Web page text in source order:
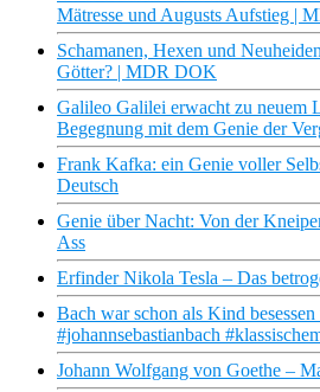
Mätresse und Augusts Aufstieg |
Schamanen, Hexen und
Götter? | MDR DOK
Galileo Galilei erwacht zu neuem
Begegnung mit dem Genie der
Frank Kafka: ein Genie voller
Deutsch
Genie über Nacht: Von der
Ass
Erfinder Nikola Tesla – Das
Bach war schon als Kind
#johannsebastianbach
Johann Wolfgang von Goethe –